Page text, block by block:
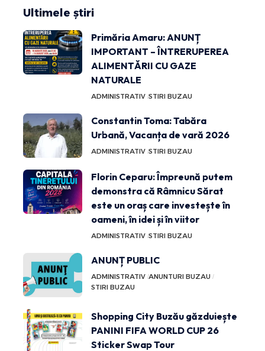
Ultimele știri
Primăria Amaru: ANUNȚ
IMPORTANT – ÎNTRERUPEREA
ALIMENTĂRII CU GAZE
NATURALE
ADMINISTRATIV STIRI BUZAU
Constantin Toma: Tabăra
Urbană, Vacanța de vară 2026
ADMINISTRATIV STIRI BUZAU
Florin Ceparu: Împreună putem
demonstra că Râmnicu Sărat
este un oraș care investește în
oameni, în idei și în viitor
ADMINISTRATIV STIRI BUZAU
ANUNȚ PUBLIC
ADMINISTRATIV ANUNTURI BUZAU
STIRI BUZAU
Shopping City Buzău găzduiește
PANINI FIFA WORLD CUP 26
Sticker Swap Tour